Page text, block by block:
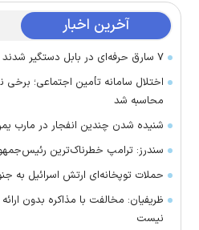
آخرین اخبار
۷ سارق حرفه‌ای در بابل دستگیر شدند
اختلال سامانه تأمین اجتماعی؛ برخی
محاسبه شد
شنیده شدن چندین انفجار در مارب
سندرز: ترامپ خطرناک‌ترین
حملات توپخانه‌ای ارتش اسرائیل به
ظریفیان: مخالفت با مذاکره بدون
نیست